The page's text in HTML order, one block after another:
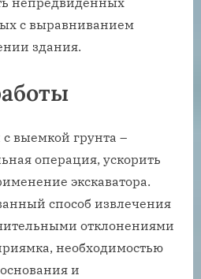
с выравниванием
здания.
выемкой грунта –
операция, ускорить
экскаватора.
способ извлечения
отклонениями
необходимостью
и